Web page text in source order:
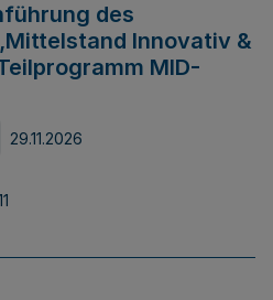
des
Innovativ &
MID-
29.11.2026